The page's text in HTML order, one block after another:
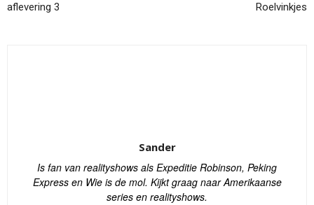
aflevering 3
Roelvinkjes
Sander
Is fan van realityshows als Expeditie Robinson, Peking
Express en Wie is de mol. Kijkt graag naar Amerikaanse
series en realityshows.